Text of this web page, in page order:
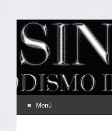
EL
Periodismo Inteligente
Menú